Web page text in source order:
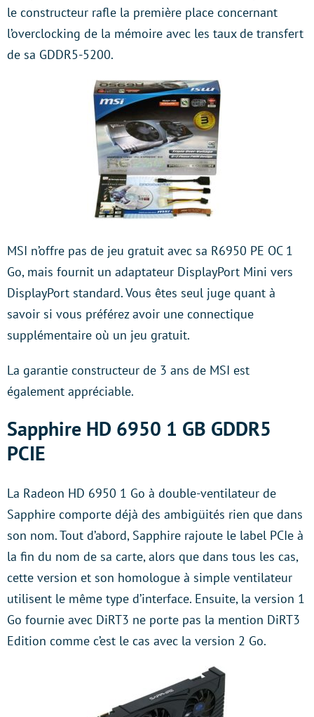
le constructeur rafle la première place concernant
l’overclocking de la mémoire avec les taux de transfert
de sa GDDR5-5200.
MSI n’offre pas de jeu gratuit avec sa R6950 PE OC 1
Go, mais fournit un adaptateur DisplayPort Mini vers
DisplayPort standard. Vous êtes seul juge quant à
savoir si vous préférez avoir une connectique
supplémentaire où un jeu gratuit.
La garantie constructeur de 3 ans de MSI est
également appréciable.
Sapphire HD 6950 1 GB GDDR5
PCIE
La Radeon HD 6950 1 Go à double-ventilateur de
Sapphire comporte déjà des ambigüités rien que dans
son nom. Tout d’abord, Sapphire rajoute le label PCIe à
la fin du nom de sa carte, alors que dans tous les cas,
cette version et son homologue à simple ventilateur
utilisent le même type d’interface. Ensuite, la version 1
Go fournie avec DiRT3 ne porte pas la mention DiRT3
Edition comme c’est le cas avec la version 2 Go.